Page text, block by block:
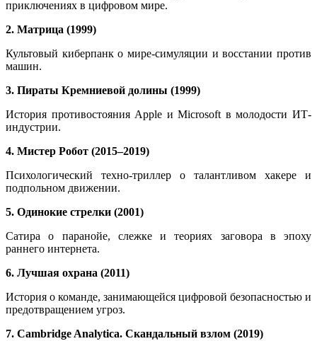
приключениях в цифровом мире.
2. Матрица (1999)
Культовый киберпанк о мире-симуляции и восстании против
машин.
3. Пираты Кремниевой долины (1999)
История противостояния Apple и Microsoft в молодости ИТ-
индустрии.
4. Мистер Робот (2015–2019)
Психологический техно-триллер о талантливом хакере и
подпольном движении.
5. Одинокие стрелки (2001)
Сатира о паранойе, слежке и теориях заговора в эпоху
раннего интернета.
6. Лучшая охрана (2011)
История о команде, занимающейся цифровой безопасностью и
предотвращением угроз.
7. Cambridge Analytica. Скандальный взлом (2019)